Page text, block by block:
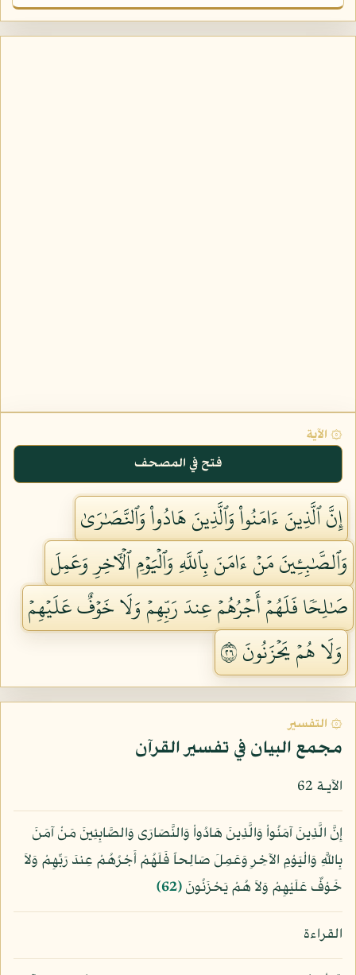
۞ الآية
فتح في المصحف
إِنَّ ٱلَّذِينَ ءَامَنُواْ وَٱلَّذِينَ هَادُواْ وَٱلنَّصَٰرَىٰ
وَٱلصَّٰبِـِٔينَ مَنۡ ءَامَنَ بِٱللَّهِ وَٱلۡيَوۡمِ ٱلۡأٓخِرِ وَعَمِلَ
صَٰلِحٗا فَلَهُمۡ أَجۡرُهُمۡ عِندَ رَبِّهِمۡ وَلَا خَوۡفٌ عَلَيۡهِمۡ
وَلَا هُمۡ يَحۡزَنُونَ ٦٢
۞ التفسير
مجمع البيان في تفسير القرآن
الآيـة 62
إِنَّ الَّذِينَ آمَنُواْ وَالَّذِينَ هَادُواْ وَالنَّصَارَى وَالصَّابِئِينَ مَنْ آمَنَ
بِاللَّهِ وَالْيَوْمِ الآخِرِ وَعَمِلَ صَالِحاً فَلَهُمْ أَجْرُهُمْ عِندَ رَبِّهِمْ وَلاَ
خَوْفٌ عَلَيْهِمْ وَلاَ هُمْ يَحْزَنُونَ﴿62﴾
القراءة